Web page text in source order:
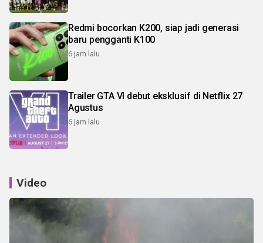
Redmi bocorkan K200, siap jadi generasi
baru pengganti K100
6 jam lalu
Trailer GTA VI debut eksklusif di Netflix 27
Agustus
6 jam lalu
Video